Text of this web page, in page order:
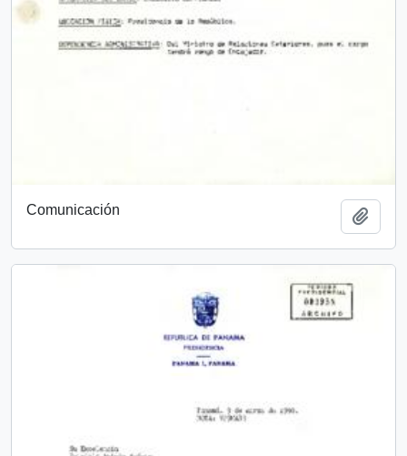
Comunicación